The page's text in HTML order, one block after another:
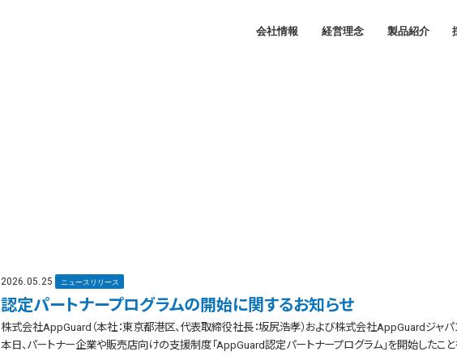
会社情報 経営理念 製品紹介
2026.05.25 ニュースリリース
認定パートナープログラムの開始に関するお知らせ
株式会社AppGuard（本社：東京都港区、代表取締役社長：坂尻浩孝）および株式会社AppGuardジャパ
本日、パートナー企業や販売店向けの支援制度「AppGuard認定パートナープログラム」を開始したこと